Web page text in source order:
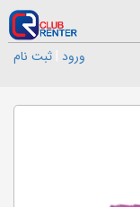
ورود ثبت نام